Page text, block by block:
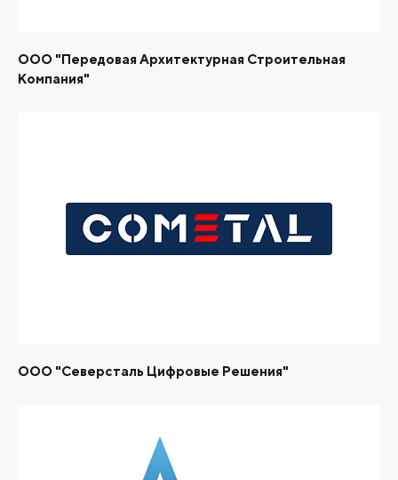
ООО "Передовая Архитектурная Строительная
Компания"
ООО "Северсталь Цифровые Решения"